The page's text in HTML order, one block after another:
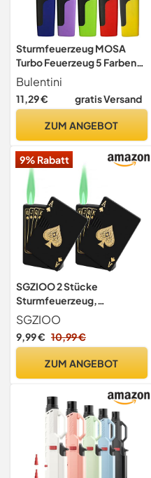
Sturmfeuerzeug MOSA
Turbo Feuerzeug 5 Farben
Jet Flame Torch Gas Lighter
(2X (10 Feuerzeuge))
Bulentini
11,29 € gratis Versand
ZUM ANGEBOT
9% Rabatt
SGZIOO 2 Stücke
Sturmfeuerzeug,
Sturmfeuerzeug
Jetflamme, Jet Torch
Feuerzeug, Nachfüllbar
Enthalten), feuerzeug
Camping, Gril, Küchel,
SGZIOO
9,99 € 10,99 €
ZUM ANGEBOT